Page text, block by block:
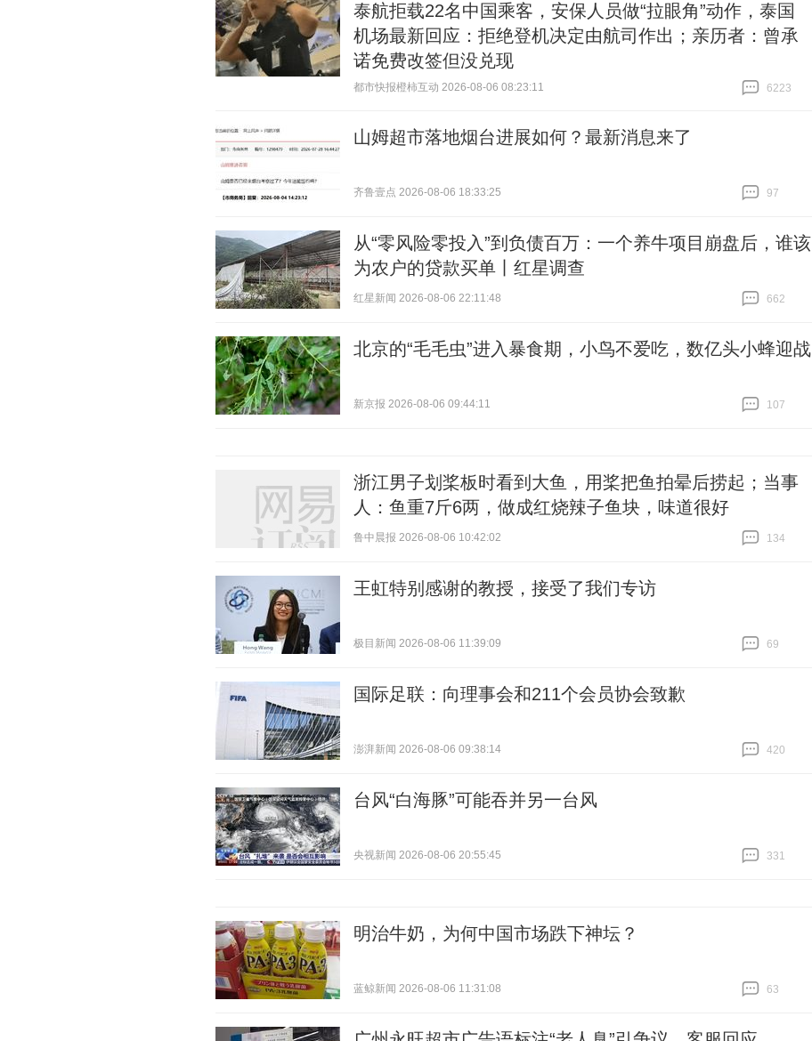
泰航拒载22名中国乘客，安保人员做“拉眼角”动作，泰国
机场最新回应：拒绝登机决定由航司作出；亲历者：曾承
诺免费改签但没兑现
都市快报橙柿互动 2026-08-06 08:23:11
6223
山姆超市落地烟台进展如何？最新消息来了
齐鲁壹点 2026-08-06 18:33:25
97
从“零风险零投入”到负债百万：一个养牛项目崩盘后，谁该
为农户的贷款买单丨红星调查
红星新闻 2026-08-06 22:11:48
662
北京的“毛毛虫”进入暴食期，小鸟不爱吃，数亿头小蜂迎战
新京报 2026-08-06 09:44:11
107
浙江男子划桨板时看到大鱼，用桨把鱼拍晕后捞起；当事
人：鱼重7斤6两，做成红烧辣子鱼块，味道很好
鲁中晨报 2026-08-06 10:42:02
134
王虹特别感谢的教授，接受了我们专访
极目新闻 2026-08-06 11:39:09
69
国际足联：向理事会和211个会员协会致歉
澎湃新闻 2026-08-06 09:38:14
420
台风“白海豚”可能吞并另一台风
央视新闻 2026-08-06 20:55:45
331
明治牛奶，为何中国市场跌下神坛？
蓝鲸新闻 2026-08-06 11:31:08
63